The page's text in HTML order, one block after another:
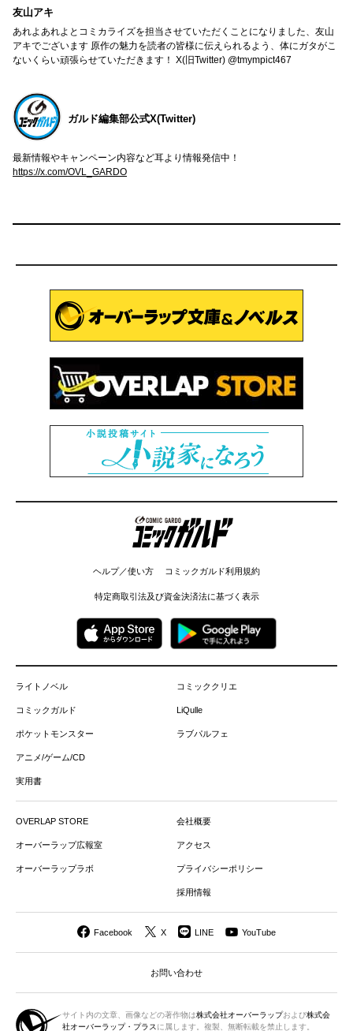
友山アキ
あれよあれよとコミカライズを担当させていただくことになりました、友山
アキでございます 原作の魅力を読者の皆様に伝えられるよう、体にガタがこ
ないくらい頑張らせていただきます！ X(旧Twitter) @tmympict467
ガルド編集部公式X(Twitter)
最新情報やキャンペーン内容など耳より情報発信中！
https://x.com/OVL_GARDO
コミックガルド
ヘルプ／使い方 コミックガルド利用規約
特定商取引法及び資金決済法に基づく表示
ライトノベル
コミックガルド
ポケットモンスター
アニメ/ゲーム/CD
実用書
コミッククリエ
LiQulle
ラブパルフェ
OVERLAP STORE
オーバーラップ広報室
オーバーラップラボ
会社概要
アクセス
プライバシーポリシー
採用情報
Facebook X LINE YouTube
お問い合わせ
サイト内の文章、画像などの著作物は株式会社オーバーラップおよび株式会
社オーバーラップ・プラス に属します。複製、無断転載を禁止します。